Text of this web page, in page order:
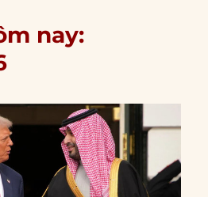
nay: